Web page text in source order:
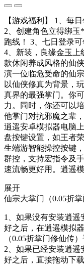
【游戏福利】 1、每
2、创建角色立得绑玉
跑线！ 3、七日登录
4、新装，良缘金玉上
款休闲养成风格的仙
演一位临危受命的仙
以仙侠修真为背景，
真界的最强掌门。你
力。同时，你还可以
他掌门对抗邪魔之辈
逍遥安卓模拟器电脑
盘按键设置，如王者
生端游智能操控按键
群控，支持宏指令及
速流畅更好用。逍遥
展开
仙宗大掌门（0.05折
1、如果没有安装逍遥
好之后，在逍遥模拟
（0.05折掌门修仙传）
2、如果已经安装逍遥
好之后，直接拖动下